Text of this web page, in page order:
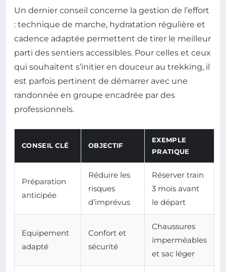
Un dernier conseil concerne la gestion de l’effort
: technique de marche, hydratation régulière et
cadence adaptée permettent de tirer le meilleur
parti des sentiers accessibles. Pour celles et ceux
qui souhaitent s’initier en douceur au trekking, il
est parfois pertinent de démarrer avec une
randonnée en groupe encadrée par des
professionnels.
CONSEIL CLÉ OBJECTIF
EXEMPLE
PRATIQUE
Préparation
anticipée
Réduire les
risques
d’imprévus
Réserver train
3 mois avant
le départ
Equipement
adapté
Confort et
sécurité
Chaussures
imperméables
et sac léger